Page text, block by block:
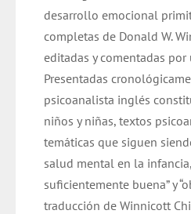
$ 32.000.$ 31.000.
desarrollo emocional
completas de Donald W.
editadas y comentadas
Presentadas
psicoanalista inglés
niños y niñas, textos
temáticas que siguen
salud mental en la
suficientemente buena” y
traducción de Winnicott